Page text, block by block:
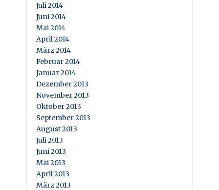
Juli 2014
Juni 2014
Mai 2014
April 2014
März 2014
Februar 2014
Januar 2014
Dezember 2013
November 2013
Oktober 2013
September 2013
August 2013
Juli 2013
Juni 2013
Mai 2013
April 2013
März 2013